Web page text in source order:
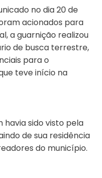
no dia 20 de
acionados para
a guarnição realizou
de busca terrestre,
para o
teve início na
havia sido visto pela
de sua residência
do município.